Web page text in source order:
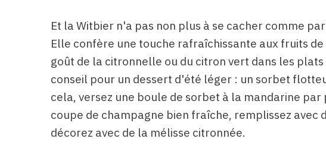
Et la Witbier n'a pas non plus à se cacher comme
Elle confère une touche rafraîchissante aux fruits
goût de la citronnelle ou du citron vert dans les plats
conseil pour un dessert d'été léger : un sorbet
cela, versez une boule de sorbet à la mandarine par
coupe de champagne bien fraîche, remplissez avec
décorez avec de la mélisse citronnée.